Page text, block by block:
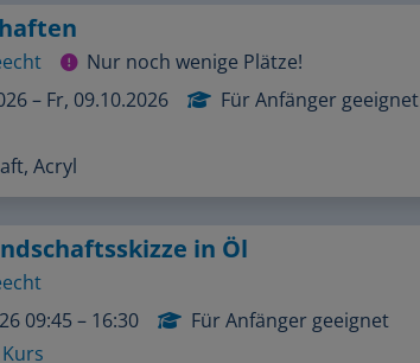
Nur noch wenige Plätze!
– Fr, 09.10.2026
Für Anfänger geeignet
Acryl
in Öl
09:45 – 16:30
Für Anfänger geeignet